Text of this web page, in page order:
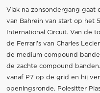
Vlak na zonsondergang gaat
van Bahrein van start op het
International Circuit. Van de
de Ferrari’s van Charles
de medium compound
de zachte compound
vanaf P7 op de grid en hij
openingsronde. Polesitter